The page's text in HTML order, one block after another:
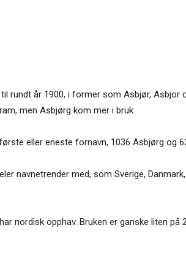
rundt år 1900, i former som Asbjør,
men Asbjørg kom mer i bruk.
eller eneste fornavn, 1036 Asbjørg og
navnetrender med, som Sverige, Danmark,
nordisk opphav. Bruken er ganske liten på